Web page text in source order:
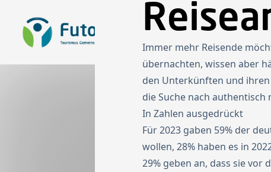
Zur Startseite
Immer mehr Reisende
übernachten, wissen aber
den Unterkünften und
die Suche nach
In Zahlen ausgedrückt
Für 2023 gaben 59% der
wollen, 28% haben es in
29% geben an, dass sie